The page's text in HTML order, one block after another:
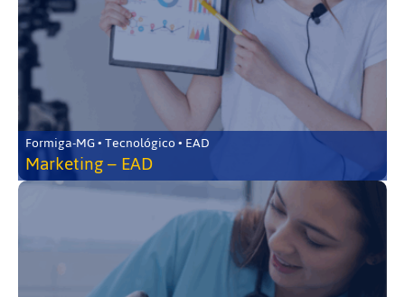
Formiga-MG • Tecnológico • EAD
Marketing – EAD